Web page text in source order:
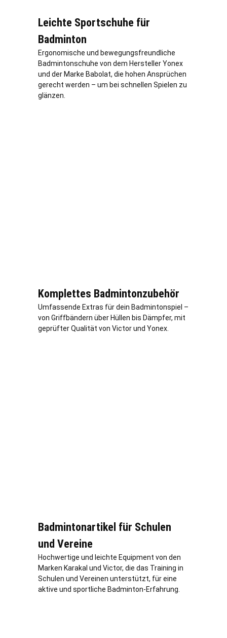
Leichte Sportschuhe für
Badminton
Ergonomische und bewegungsfreundliche
Badmintonschuhe von dem Hersteller Yonex
und der Marke Babolat, die hohen Ansprüchen
gerecht werden – um bei schnellen Spielen zu
glänzen.
Komplettes Badmintonzubehör
Umfassende Extras für dein Badmintonspiel –
von Griffbändern über Hüllen bis Dämpfer, mit
geprüfter Qualität von Victor und Yonex.
Badmintonartikel für Schulen
und Vereine
Hochwertige und leichte Equipment von den
Marken Karakal und Victor, die das Training in
Schulen und Vereinen unterstützt, für eine
aktive und sportliche Badminton-Erfahrung.